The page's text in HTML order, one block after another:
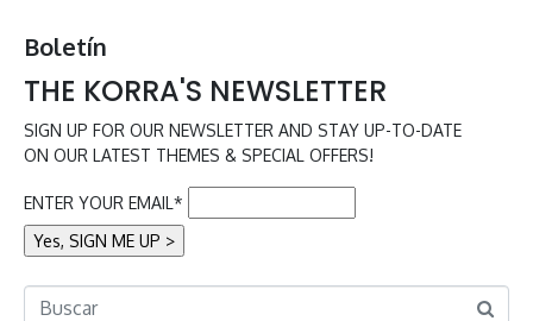
Boletín
THE KORRA'S NEWSLETTER
SIGN UP FOR OUR NEWSLETTER AND STAY UP-TO-DATE
ON OUR LATEST THEMES & SPECIAL OFFERS!
ENTER YOUR EMAIL*